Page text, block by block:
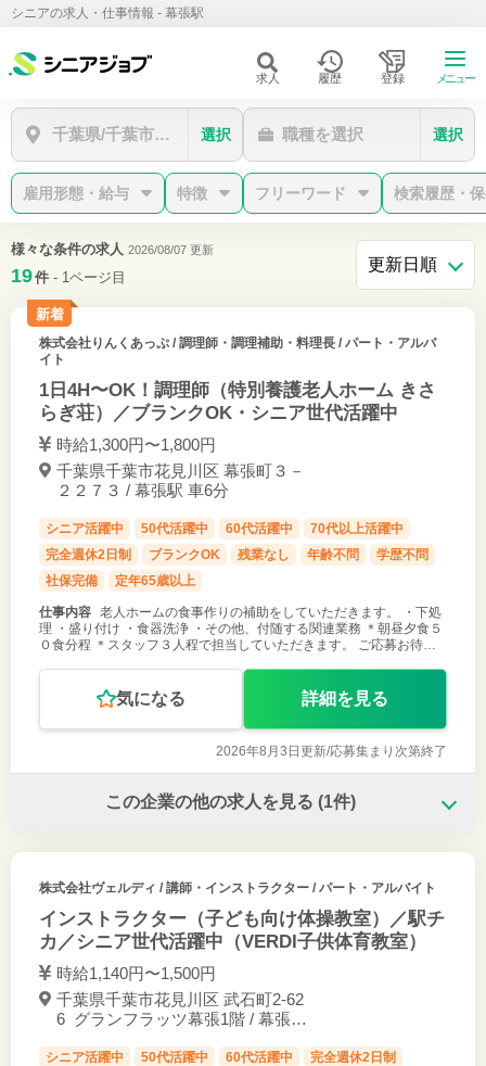
シニアの求人・仕事情報 - 幕張駅
求人 履歴 登録 メニュー
千葉県/千葉市花見川区/幕張駅
選択 職種を選択 選択
雇用形態・給与 特徴 フリーワード 検索履歴・
様々な条件の求人 2026/08/07 更新
19件 - 1ページ目
新着
株式会社りんくあっぷ/ 調理師・調理補助・料理長 / パート・アルバ
イト
1日4H〜OK！調理師（特別養護老人ホーム きさ
らぎ荘）／ブランクOK・シニア世代活躍中
時給1,300円〜1,800円
千葉県千葉市花見川区 幕張町３－
２２７３ / 幕張駅 車6分
シニア活躍中 50代活躍中 60代活躍中
70代以上活躍中
完全週休2日制
ブランクOK 残業なし 年齢不問
学歴不問
社保完備
定年65歳以上
仕事内容 老人ホームの食事作りの補助をしていただきます。 ・下処
理 ・盛り付け ・食器洗浄 ・その他、付随する関連業務 ＊朝昼夕食５
０食分程 ＊スタッフ３人程で担当していただきます。 ご応募お待ち
気になる 詳細を見る
2026年8月3日更新/応募集まり次第終了
この企業の他の求人を見る (1件)
株式会社ヴェルディ / 講師・インストラクター / パート・アルバイト
インストラクター（子ども向け体操教室）／駅チ
カ／シニア世代活躍中（VERDI子供体育教室）
時給1,140円〜1,500円
千葉県千葉市花見川区 武石町2-62
6 グランフラッツ幕張1階 / 幕張駅
シニア活躍中 50代活躍中 60代活躍中
完全週休2日制